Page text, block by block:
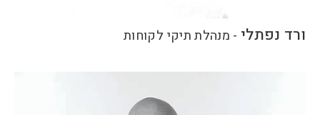
ורד נפתלי - מנהלת תיקי לקוחות